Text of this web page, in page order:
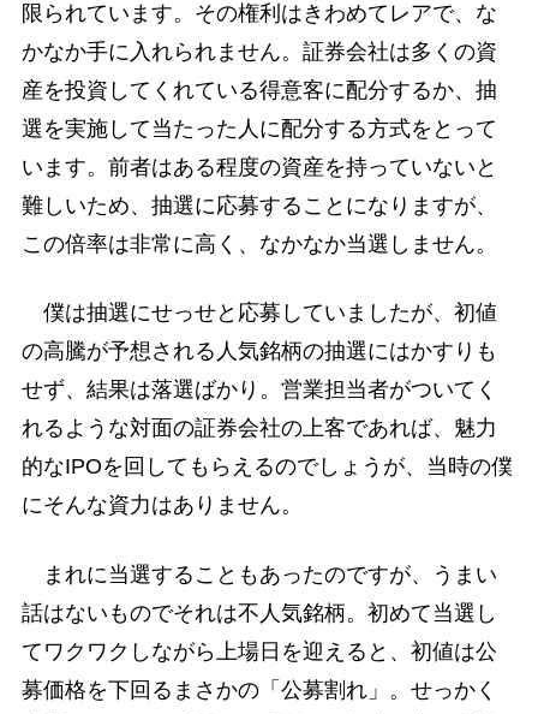
限られています。その権利はきわめてレアで、な
かなか手に入れられません。証券会社は多くの資
産を投資してくれている得意客に配分するか、抽
選を実施して当たった人に配分する方式をとって
います。前者はある程度の資産を持っていないと
難しいため、抽選に応募することになりますが、
この倍率は非常に高く、なかなか当選しません。
僕は抽選にせっせと応募していましたが、初値
の高騰が予想される人気銘柄の抽選にはかすりも
せず、結果は落選ばかり。営業担当者がついてく
れるような対面の証券会社の上客であれば、魅力
的なIPOを回してもらえるのでしょうが、当時の僕
にそんな資力はありません。
まれに当選することもあったのですが、うまい
話はないものでそれは不人気銘柄。初めて当選し
てワクワクしながら上場日を迎えると、初値は公
募価格を下回るまさかの「公募割れ」。せっかく